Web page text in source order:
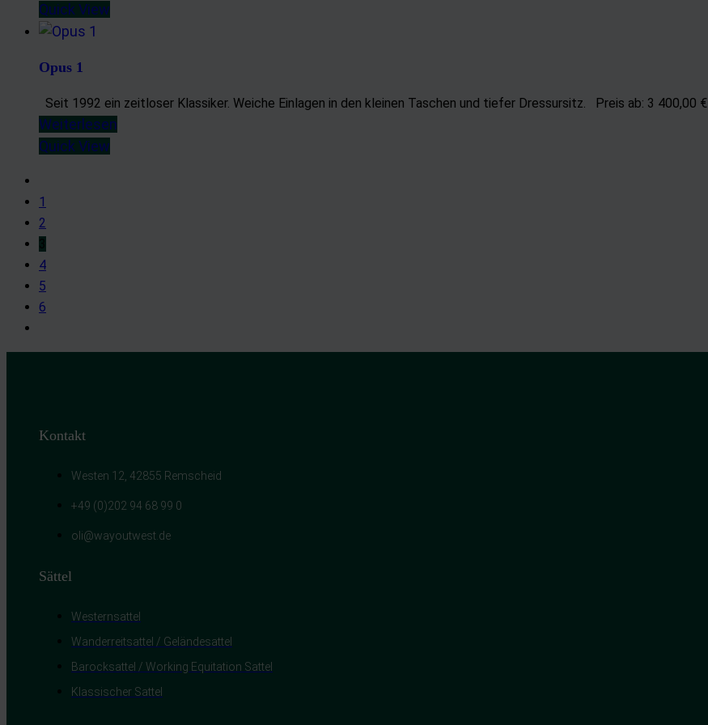
Quick View
Opus 1
Seit 1992 ein zeitloser Klassiker. Weiche Einlagen in den kleinen Taschen und tiefer Dressursitz. Preis ab: 3 400,00 €
Weiterlesen
Quick View
1
2
4
5
6
Kontakt
Westen 12, 42855 Remscheid
+49 (0)202 94 68 99 0
oli@wayoutwest.de
Sättel
Westernsattel
Wanderreitsattel / Geländesattel
Barocksattel / Working Equitation Sattel
Klassischer Sattel
Verwendung genauer Standortdaten